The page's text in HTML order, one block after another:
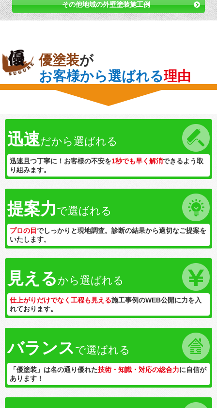
その他地域の外壁塗装施工例
優塗装が
お客様から選ばれる理由
迅速だから選ばれる
迅速且つ丁寧に！お客様の不安を1秒でも早く解消できるよう取
り組みます。
提案力で選ばれる
プロの目でしっかりと現地調査。診断の結果から適切なご提案を
いたします。
見える から選ばれる
仕上がりだけでなく工程も見える施工事例のWEB公開に力を入
れております。
バランスで選ばれる
「優塗装」は名の通り優れた技術・知識・対応の総合力に自信が
あります！